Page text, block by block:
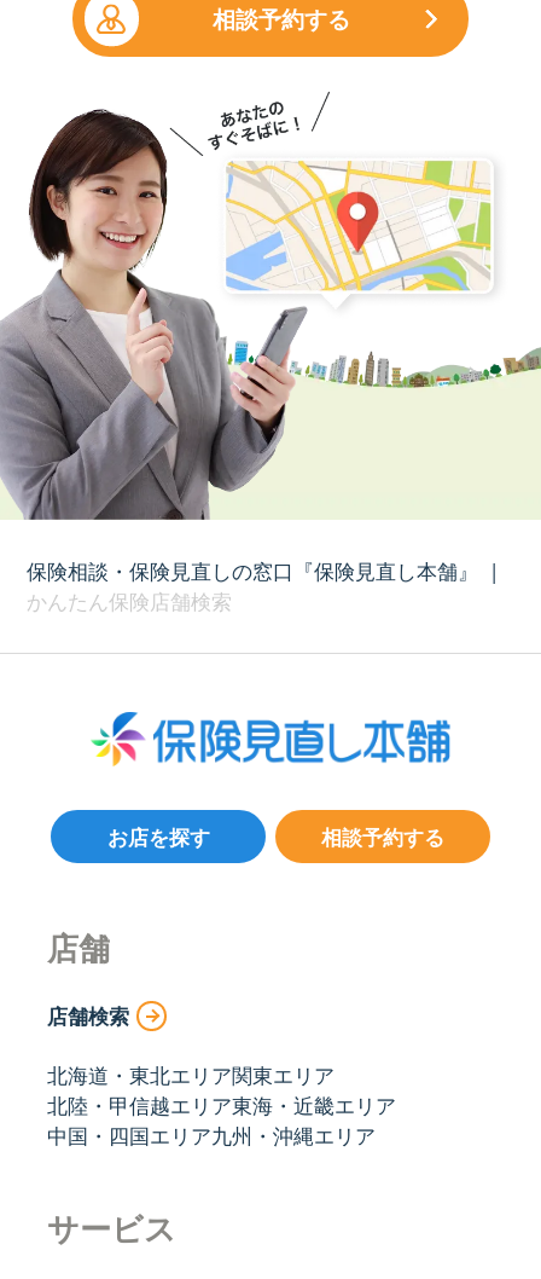
相談予約する
保険相談・保険見直しの窓口『保険見直し本舗』
|
かんたん保険店舗検索
相談予約する
お店を探す
店舗
店舗検索
北海道・東北エリア関東エリア
北陸・甲信越エリア東海・近畿エリア
中国・四国エリア九州・沖縄エリア
サービス